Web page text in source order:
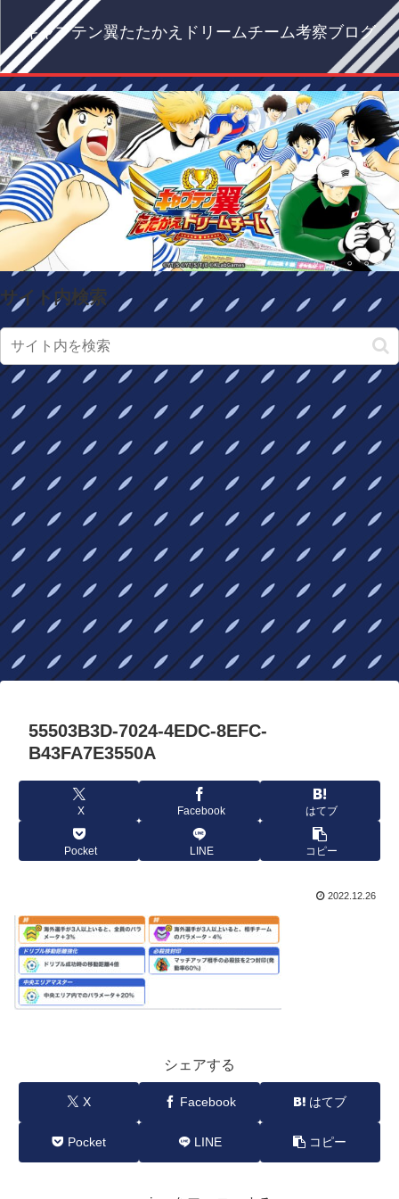
キャプテン翼たたかえドリームチーム考察ブログ
サイト内検索
55503B3D-7024-4EDC-8EFC-
B43FA7E3550A
X Facebook はてブ
Pocket LINE コピー
2022.12.26
シェアする
X Facebook はてブ
Pocket LINE コピー